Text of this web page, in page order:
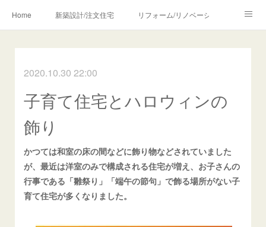
Home 新築設計/注文住宅 リフォーム/リノベーション
Profile/作品について お問合せ/アクセス
メディア・講師・執筆・SNS関連
2020.10.30 22:00
子育て住宅とハロウィンの
飾り
かつては和室の床の間などに飾り物などされていました
が、最近は洋室のみで構成される住宅が増え、お子さんの
行事である「雛祭り」「端午の節句」で飾る場所がない子
育て住宅が多くなりました。